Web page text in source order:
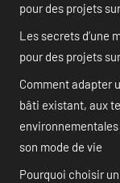
pour des projets
Les secrets d’une
pour des projets
Comment adapter
bâti existant, aux
son mode de vie
Pourquoi choisir